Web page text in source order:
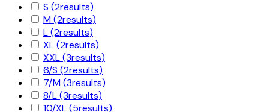
S (2results)
M(2results)
L(2results)
XL(2results)
XXL(3results)
6/S (2results)
7/M(3results)
8/L(3results)
10/XL(5results)